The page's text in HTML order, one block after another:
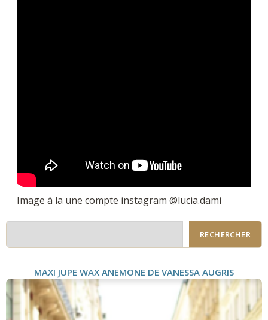
Image à la une compte instagram @lucia.dami
RECHERCHER
MAXI JUPE WAX ANEMONE DE VANESSA AUGRIS